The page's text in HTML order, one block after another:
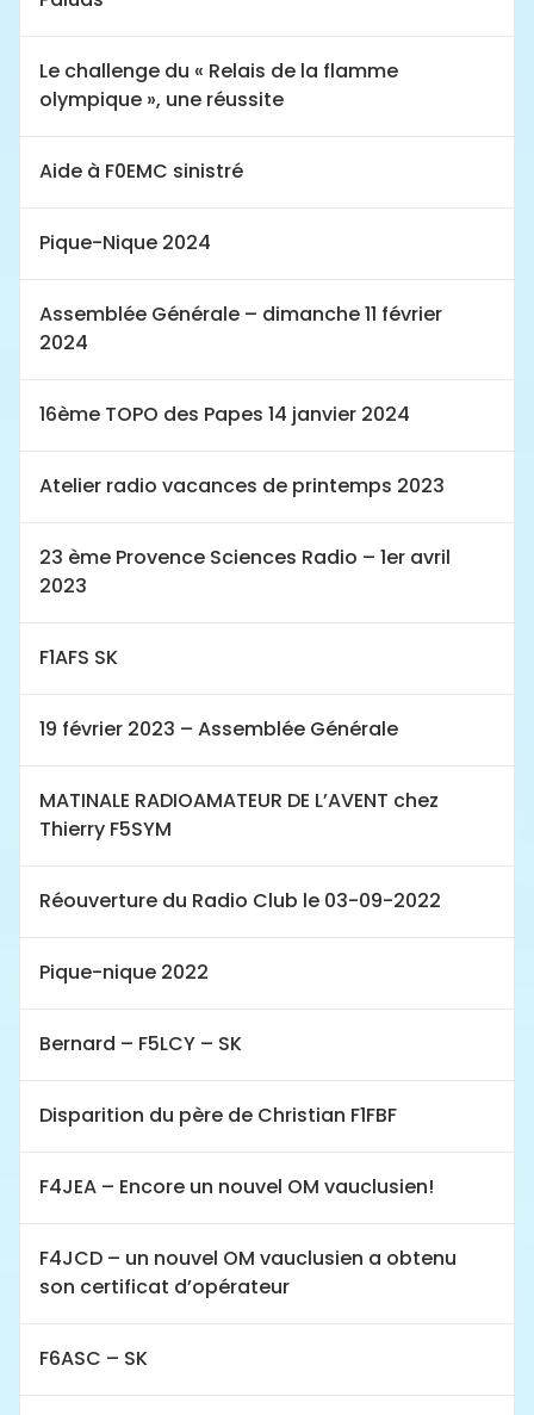
Le challenge du « Relais de la flamme
olympique », une réussite
Aide à F0EMC sinistré
Pique-Nique 2024
Assemblée Générale – dimanche 11 février
2024
16ème TOPO des Papes 14 janvier 2024
Atelier radio vacances de printemps 2023
23 ème Provence Sciences Radio – 1er avril
2023
F1AFS SK
19 février 2023 – Assemblée Générale
MATINALE RADIOAMATEUR DE L’AVENT chez
Thierry F5SYM
Réouverture du Radio Club le 03-09-2022
Pique-nique 2022
Bernard – F5LCY – SK
Disparition du père de Christian F1FBF
F4JEA – Encore un nouvel OM vauclusien!
F4JCD – un nouvel OM vauclusien a obtenu
son certificat d’opérateur
F6ASC – SK